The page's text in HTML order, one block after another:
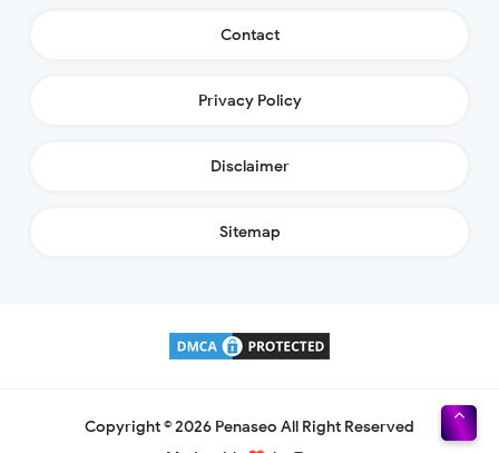
Contact
Privacy Policy
Disclaimer
Sitemap
Copyright ©2026 Penaseo All Right Reserved